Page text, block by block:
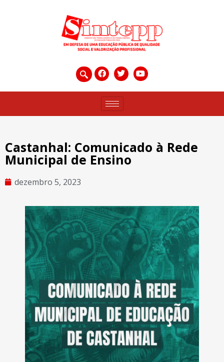
Castanhal: Comunicado à Rede
Municipal de Ensino
dezembro 5, 2023